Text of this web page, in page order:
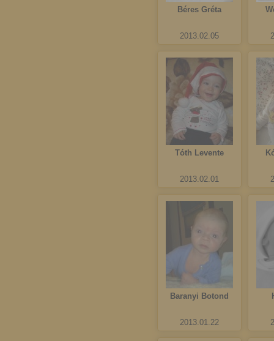
Béres Gréta
2013.02.05
Tóth Levente
2013.02.01
Baranyi Botond
2013.01.22